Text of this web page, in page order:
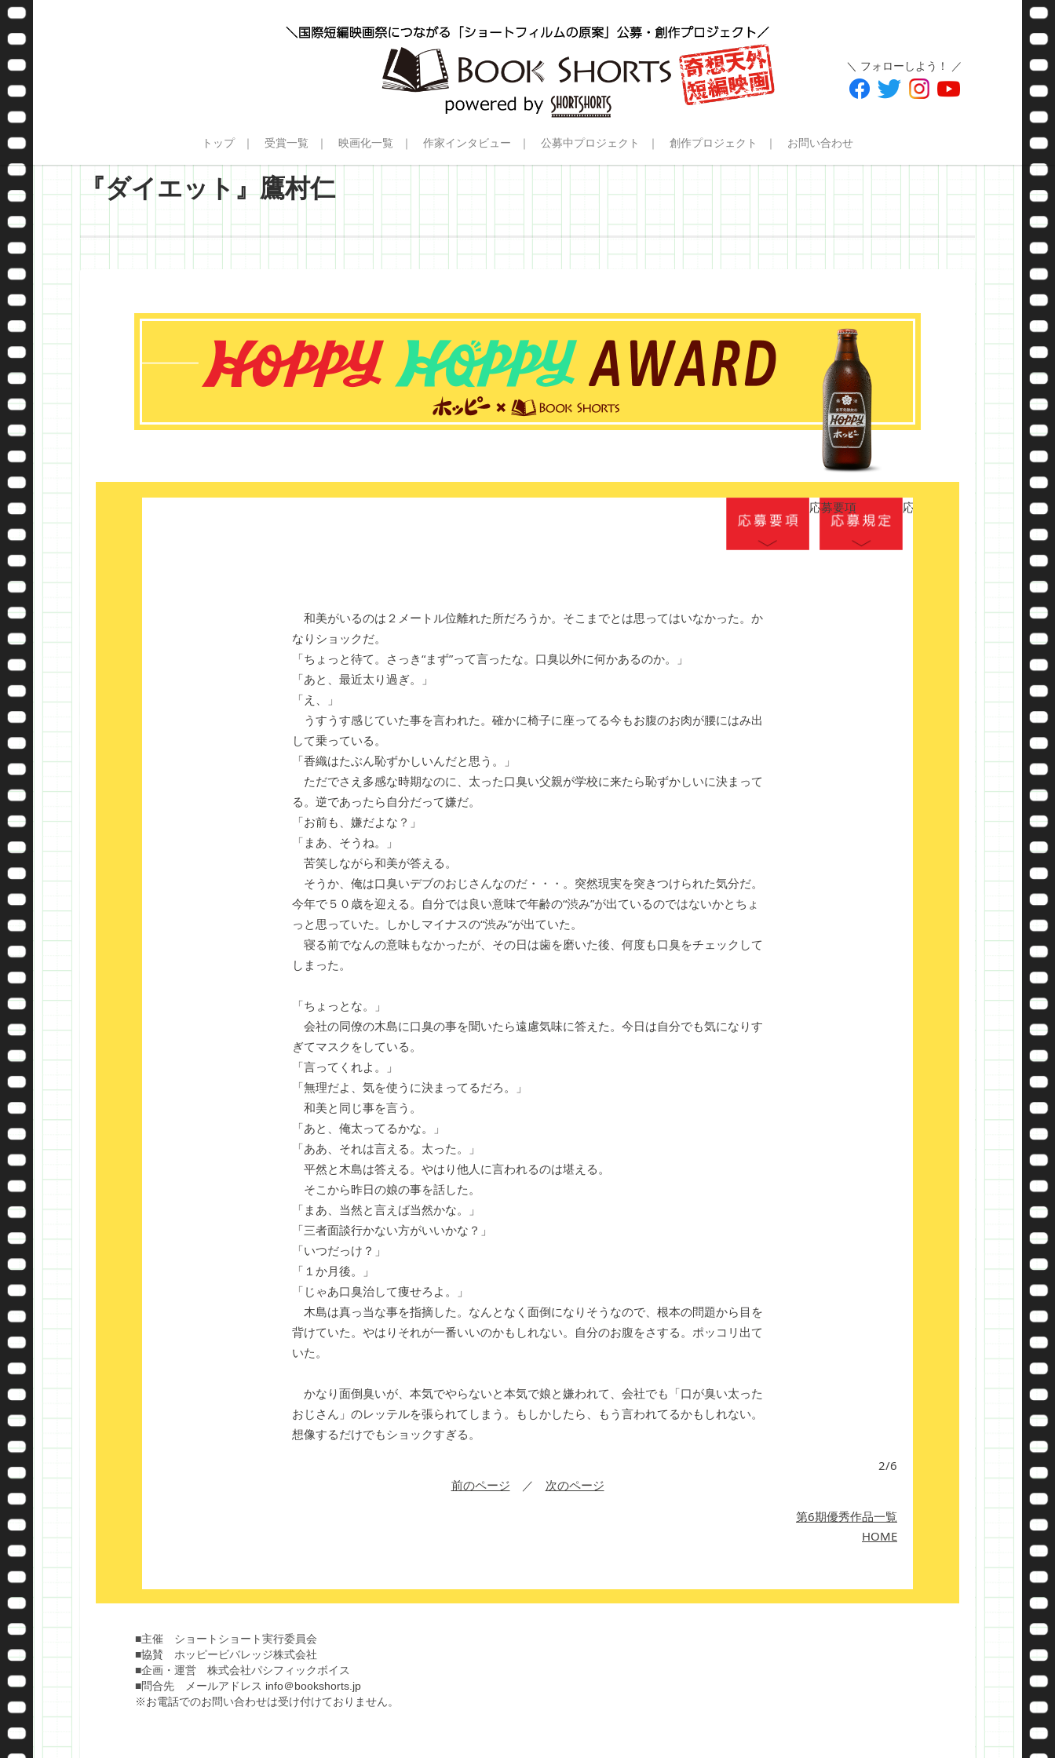
＼ フォローしよう！ ／
トップ 受賞一覧 映画化一覧 作家インタビュー 公募中プロジェクト 創作プロジェクト お問い合わせ
『ダイエット』鷹村仁
応募規定
応募要項
和美がいるのは２メートル位離れた所だろうか。そこまでとは思ってはいなかった。か
なりショックだ。
「ちょっと待て。さっき“まず”って言ったな。口臭以外に何かあるのか。」
「あと、最近太り過ぎ。」
「え、」
うすうす感じていた事を言われた。確かに椅子に座ってる今もお腹のお肉が腰にはみ出
して乗っている。
「香織はたぶん恥ずかしいんだと思う。」
ただでさえ多感な時期なのに、太った口臭い父親が学校に来たら恥ずかしいに決まって
る。逆であったら自分だって嫌だ。
「お前も、嫌だよな？」
「まあ、そうね。」
苦笑しながら和美が答える。
そうか、俺は口臭いデブのおじさんなのだ・・・。突然現実を突きつけられた気分だ。
今年で５０歳を迎える。自分では良い意味で年齢の“渋み”が出ているのではないかとちょ
っと思っていた。しかしマイナスの“渋み”が出ていた。
寝る前でなんの意味もなかったが、その日は歯を磨いた後、何度も口臭をチェックして
しまった。
「ちょっとな。」
会社の同僚の木島に口臭の事を聞いたら遠慮気味に答えた。今日は自分でも気になりす
ぎてマスクをしている。
「言ってくれよ。」
「無理だよ、気を使うに決まってるだろ。」
和美と同じ事を言う。
「あと、俺太ってるかな。」
「ああ、それは言える。太った。」
平然と木島は答える。やはり他人に言われるのは堪える。
そこから昨日の娘の事を話した。
「まあ、当然と言えば当然かな。」
「三者面談行かない方がいいかな？」
「いつだっけ？」
「１か月後。」
「じゃあ口臭治して痩せろよ。」
木島は真っ当な事を指摘した。なんとなく面倒になりそうなので、根本の問題から目を
背けていた。やはりそれが一番いいのかもしれない。自分のお腹をさする。ポッコリ出て
いた。
かなり面倒臭いが、本気でやらないと本気で娘と嫌われて、会社でも「口が臭い太った
おじさん」のレッテルを張られてしまう。もしかしたら、もう言われてるかもしれない。
想像するだけでもショックすぎる。
2/6
前のページ ／ 次のページ
第6期優秀作品一覧
HOME
■主催 ショートショート実行委員会
■協賛 ホッピービバレッジ株式会社
■企画・運営 株式会社パシフィックボイス
■問合先 メールアドレス info＠bookshorts.jp
※お電話でのお問い合わせは受け付けておりません。